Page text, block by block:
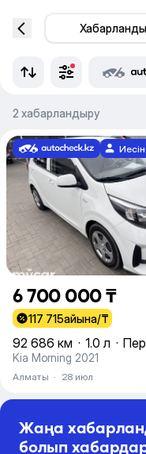
2 хабарландыру
6 700 000 ₸
117 715айына/₸
92 686 км · 1.0 л ·
Kia Morning 2021
Алматы · 28 июл
Жаңа
болып